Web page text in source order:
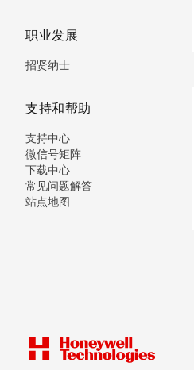
职业发展
招贤纳士
支持和帮助
支持中心
微信号矩阵
下载中心
常见问题解答
站点地图